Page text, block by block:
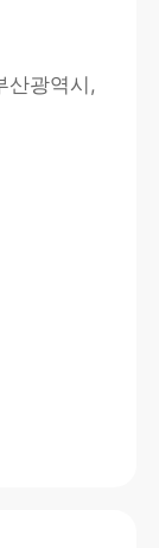
산광역시,